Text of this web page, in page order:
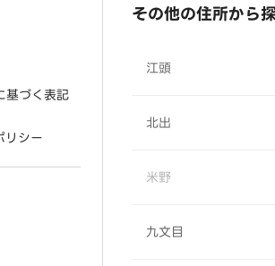
基づく表記
リシー
その他の住所から
江頭
北出
米野
九文目